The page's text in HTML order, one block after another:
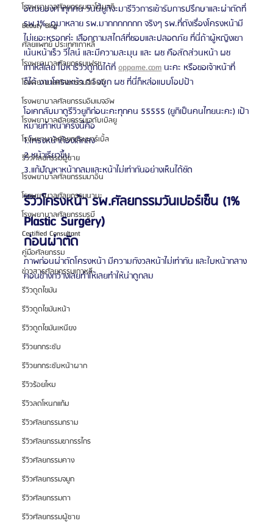
โรงพยาบาลศัลยกรรมบาโนบากิ
Beauty Blog
ศัลยแพทย์ ประเทศเกาหลี
โรงพยาบาลศัลยกรรมเฟรช
โรงพยาบาลศัลยกรรมจีเอ็นจี
โรงพยาบาลศัลยกรรมอิมเมจอัพ
โรงพยาบาลศัลยกรรมเจดับเบิลยู
โรงพยาบาลศัลยกรรมมาร์เบิ้ล
รีวิวศัลยกรรมผู้ชาย
โรงพยาบาลศัลยกรรมมาอิน
โรงพยาบาลศัลยกรรมนานะ
โรงพยาบาลศัลยกรรมรูบี
Certified Consultant
คู่มือศัลยกรรม
ข่าวสารศัลยกรรมเกาหลี
รีวิวดูดไขมัน
รีวิวดูดไขมันหน้า
รีวิวดูดไขมันเหนียง
รีวิวยกกระชับ
รีวิวยกกระชับหน้าผาก
รีวิวร้อยไหม
รีวิวลดโหนกแก้ม
รีวิวศัลยกรรมกราม
รีวิวศัลยกรรมขากรรไกร
รีวิวศัลยกรรมคาง
รีวิวศัลยกรรมจมูก
รีวิวศัลยกรรมตา
รีวิวศัลยกรรมผู้ชาย
อันนยองค่าทุกคน วันนี้ยูกิจะมารีวิวการเข้ารับการปรึกษาและผ่าตัดที่
รพ.1%  ดูมาหลาย รพ.มากกกกกกก จริงๆ รพ.ที่ดังเรื่องโครงหน้ามี
ไม่เยอะหรอกค่ะ เลือกตามสไตล์ที่ชอบและปลอดภัย ที่นี่ถ้าผู้หญิงเขา
เน้นหน้าเร็ว วีไลน์ และมีความละมุน และ ผช คือสัดส่วนหน้า ผช
เกาหลีเลย ไปหารีวิวดูกันได้ที่ oppame.com นะคะ หรือขอเจ้าหน้าที่
ก็ได้ งานโครงหน้า ตา จมูก ผช ที่นี่ก็หล่อแบบโอปป้า
โอเคกลับมาดูรีวิวยูกิก่อนะคะทุกคน 55555 (ยูกิเป็นคนไทยนะคะ) เป้า
หมายทำหน้าครั้งนี้คือ
1.โครงหน้าต้องเล็กลง
2.หน้าเรียวขึ้น
3.แก้ปัญหาหน้ากลมและหน้าไม่เท่ากันอย่างเห็นได้ชัด
รีวิวโครงหน้า รพ.ศัลยกรรมวันเปอร์เซ็น (1%
Plastic Surgery)
ก่อนผ่าตัด
ภาพก่อนผ่าตัดโครงหน้า มีความกังวลหน้าไม่เท่ากัน และใบหน้ากลาง
ค่อนข้างกว้างเลยทำให้เลยทำให้น่าดูกลม